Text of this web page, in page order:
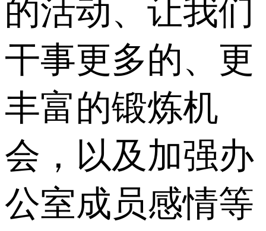
的活动、让我们
干事更多的、更
丰富的锻炼机
会，以及加强办
公室成员感情等